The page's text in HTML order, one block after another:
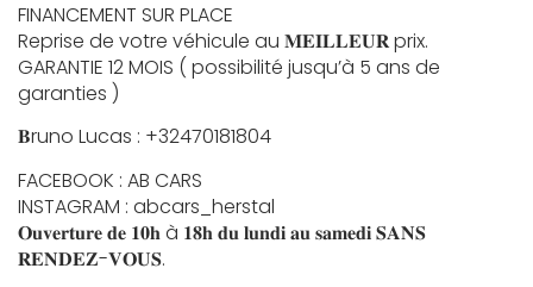
FINANCEMENT SUR PLACE
Reprise de votre véhicule au 𝐌𝐄𝐈𝐋𝐋𝐄𝐔𝐑 prix.
GARANTIE 12 MOIS ( possibilité jusqu’à 5 ans de
garanties )
𝐁runo Lucas : +32470181804
FACEBOOK : AB CARS
INSTAGRAM : abcars_herstal
𝐎𝐮𝐯𝐞𝐫𝐭𝐮𝐫𝐞 𝐝𝐞 𝟏𝟎𝐡 à 𝟏𝟖𝐡 𝐝𝐮 𝐥𝐮𝐧𝐝𝐢 𝐚𝐮 𝐬𝐚𝐦𝐞𝐝𝐢 𝐒𝐀𝐍𝐒
𝐑𝐄𝐍𝐃𝐄𝐙-𝐕𝐎𝐔𝐒.